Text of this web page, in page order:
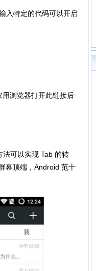
入特定的代码可以开启
浏览器打开此链接后
可以实现 Tab 的转
幕顶端，Android 范十